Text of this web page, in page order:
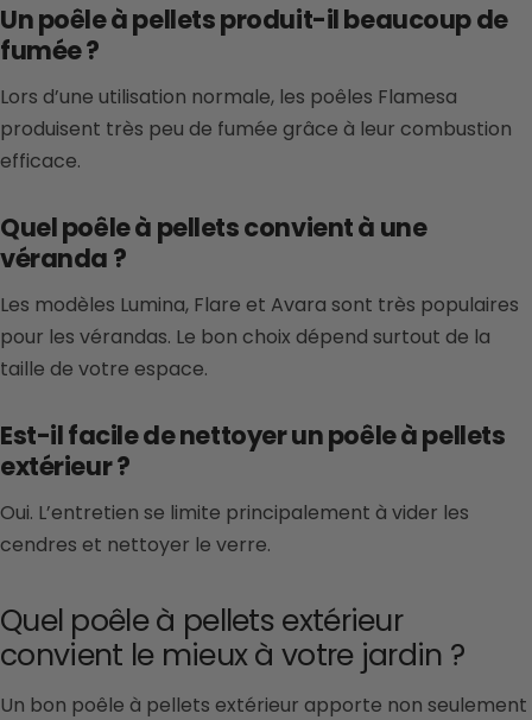
Un poêle à pellets produit-il beaucoup de
fumée ?
Lors d’une utilisation normale, les poêles Flamesa
produisent très peu de fumée grâce à leur combustion
efficace.
Quel poêle à pellets convient à une
véranda ?
Les modèles Lumina, Flare et Avara sont très populaires
pour les vérandas. Le bon choix dépend surtout de la
taille de votre espace.
Est-il facile de nettoyer un poêle à pellets
extérieur ?
Oui. L’entretien se limite principalement à vider les
cendres et nettoyer le verre.
Quel poêle à pellets extérieur
convient le mieux à votre jardin ?
Un bon poêle à pellets extérieur apporte non seulement